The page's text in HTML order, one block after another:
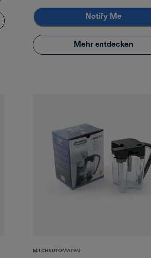
Notify Me
Mehr entdecken
MILCHAUTOMATEN